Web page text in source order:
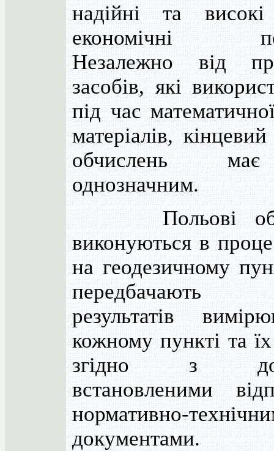
надійні та високі
економічні
Незалежно від
засобів, які
під час
матеріалів, кінцевий
обчислень
однозначним.
Польові
виконуються в
на геодезичному
передбачають
результатів
кожному пункті та
згідно з
встановленими
нормативно-
документами.